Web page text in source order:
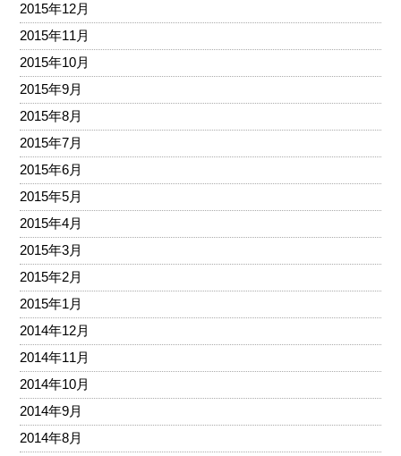
2015年12月
2015年11月
2015年10月
2015年9月
2015年8月
2015年7月
2015年6月
2015年5月
2015年4月
2015年3月
2015年2月
2015年1月
2014年12月
2014年11月
2014年10月
2014年9月
2014年8月